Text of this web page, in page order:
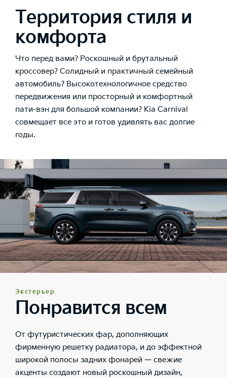
Территория стиля и
комфорта
Что перед вами? Роскошный и брутальный
кроссовер? Солидный и практичный семейный
автомобиль? Высокотехнологичное средство
передвижения или просторный и комфортный
пати-вэн для большой компании? Kia Carnival
совмещает все это и готов удивлять вас долгие
годы.
Экстерьер
Понравится всем
От футуристических фар, дополняющих
фирменную решетку радиатора, и до эффектной
широкой полосы задних фонарей — свежие
акценты создают новый роскошный дизайн,